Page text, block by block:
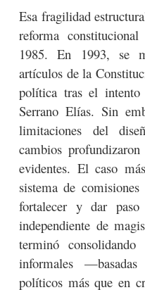
Esa fragilidad
reforma
1985. En 1993, se
artículos de la
política tras el intento
Serrano Elías. Sin
limitaciones del
cambios
evidentes. El caso
sistema de
fortalecer y dar
independiente de
terminó
informales
políticos más que en